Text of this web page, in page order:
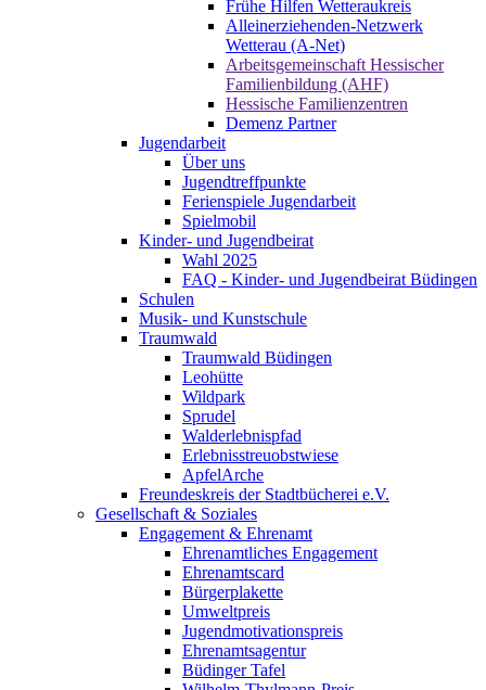
Frühe Hilfen Wetteraukreis
Alleinerziehenden-Netzwerk
Wetterau (A-Net)
Arbeitsgemeinschaft Hessischer
Familienbildung (AHF)
Hessische Familienzentren
Demenz Partner
Jugendarbeit
Über uns
Jugendtreffpunkte
Ferienspiele Jugendarbeit
Spielmobil
Kinder- und Jugendbeirat
Wahl 2025
FAQ - Kinder- und Jugendbeirat Büdingen
Schulen
Musik- und Kunstschule
Traumwald
Traumwald Büdingen
Leohütte
Wildpark
Sprudel
Walderlebnispfad
Erlebnisstreuobstwiese
ApfelArche
Freundeskreis der Stadtbücherei e.V.
Gesellschaft & Soziales
Engagement & Ehrenamt
Ehrenamtliches Engagement
Ehrenamtscard
Bürgerplakette
Umweltpreis
Jugendmotivationspreis
Ehrenamtsagentur
Büdinger Tafel